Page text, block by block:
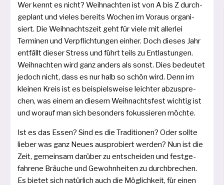
Wer kennt es nicht? Weihnachten ist von A bis Z durch­
ge­plant und vie­les bereits Wochen im Voraus orga­ni­
siert. Die Weihnachtszeit geht für vie­le mit aller­lei
Terminen und Verpflichtungen ein­her. Doch die­ses Jahr
ent­fällt die­ser Stress und führt teils zu Entlastungen.
Weihnachten wird ganz anders als sonst. Dies bedeu­tet
jedoch nicht, dass es nur halb so schön wird. Denn im
klei­nen Kreis ist es bei­spiels­wei­se leich­ter abzu­spre­
chen, was einem an die­sem Weihnachtsfest wich­tig ist
und wor­auf man sich beson­ders fokus­sie­ren möchte.
Ist es das Essen? Sind es die Traditionen? Oder soll­te
lie­ber was ganz Neues aus­pro­biert wer­den? Nun ist die
Zeit, gemein­sam dar­über zu ent­schei­den und fest­ge­
fah­re­ne Bräuche und Gewohnheiten zu durch­bre­chen.
Es bie­tet sich natür­lich auch die Möglichkeit, für einen